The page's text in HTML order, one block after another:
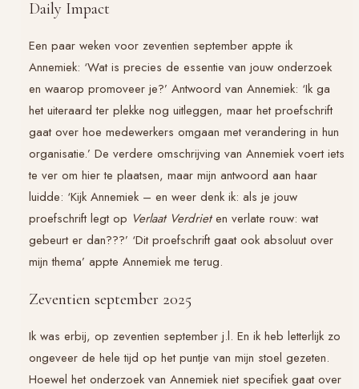
Daily Impact
Een paar weken voor zeventien september appte ik
Annemiek: ‘Wat is precies de essentie van jouw onderzoek
en waarop promoveer je?’ Antwoord van Annemiek: ‘Ik ga
het uiteraard ter plekke nog uitleggen, maar het proefschrift
gaat over hoe medewerkers omgaan met verandering in hun
organisatie.’ De verdere omschrijving van Annemiek voert iets
te ver om hier te plaatsen, maar mijn antwoord aan haar
luidde: ‘Kijk Annemiek – en weer denk ik: als je jouw
proefschrift legt op Verlaat Verdrieten verlate rouw: wat
gebeurt er dan???’ ‘Dit proefschrift gaat ook absoluut over
mijn thema’ appte Annemiek me terug.
Zeventien september 2025
Ik was erbij, op zeventien september j.l. En ik heb letterlijk zo
ongeveer de hele tijd op het puntje van mijn stoel gezeten.
Hoewel het onderzoek van Annemiek niet specifiek gaat over